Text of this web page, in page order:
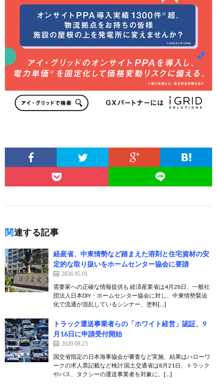
関連する記事
経産省、中東情勢など踏まえた溶剤と住宅資材の安
定的な取り扱いをホームセンター協会に要請
2026.05.01
需要家への正確な情報提供も 経済産業省は4月28日、一般社
団法人日本DIY・ホームセンター協会に対し、中東情勢緊迫
化で流通が混乱しているシンナー、塗料[…]
トラック運送事業者らの「ホワイト経営」認証、9
月16日に申請受付開始
2020.08.23
国交省指定の日本海事協会が審査など実施、結果はハローワ
ークの求人票記載など検討 国土交通省は8月21日、トラック
やバス、タクシーの運送事業者を対象に、[…]